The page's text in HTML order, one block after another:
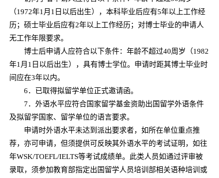
（1972年1月1日以后出生），本科毕业后应有5年以上工作经
历；硕士毕业后应有2年以上工作经历；对博士毕业的申请人
无工作年限要求。
博士后申请人应符合以下条件：年龄不超过40周岁（1982
年1月1日以后出生），具有博士学位。申请时距其博士毕业时
间应在3年以内。
6．已取得拟留学单位正式邀请函。
7．外语水平应符合国家留学基金资助出国留学外语条件
及拟留学国家、留学单位的语言要求。
申请时外语水平未达到派出要求者，如所在单位重点推
荐，亦可申请，但须提供可反映其外语水平的考试证明，如往
年WSK/TOEFL/IELTS等考试成绩单。此类人员如通过评审被
录取，须参加教育部指定出国留学人员培训部相关语种培训或